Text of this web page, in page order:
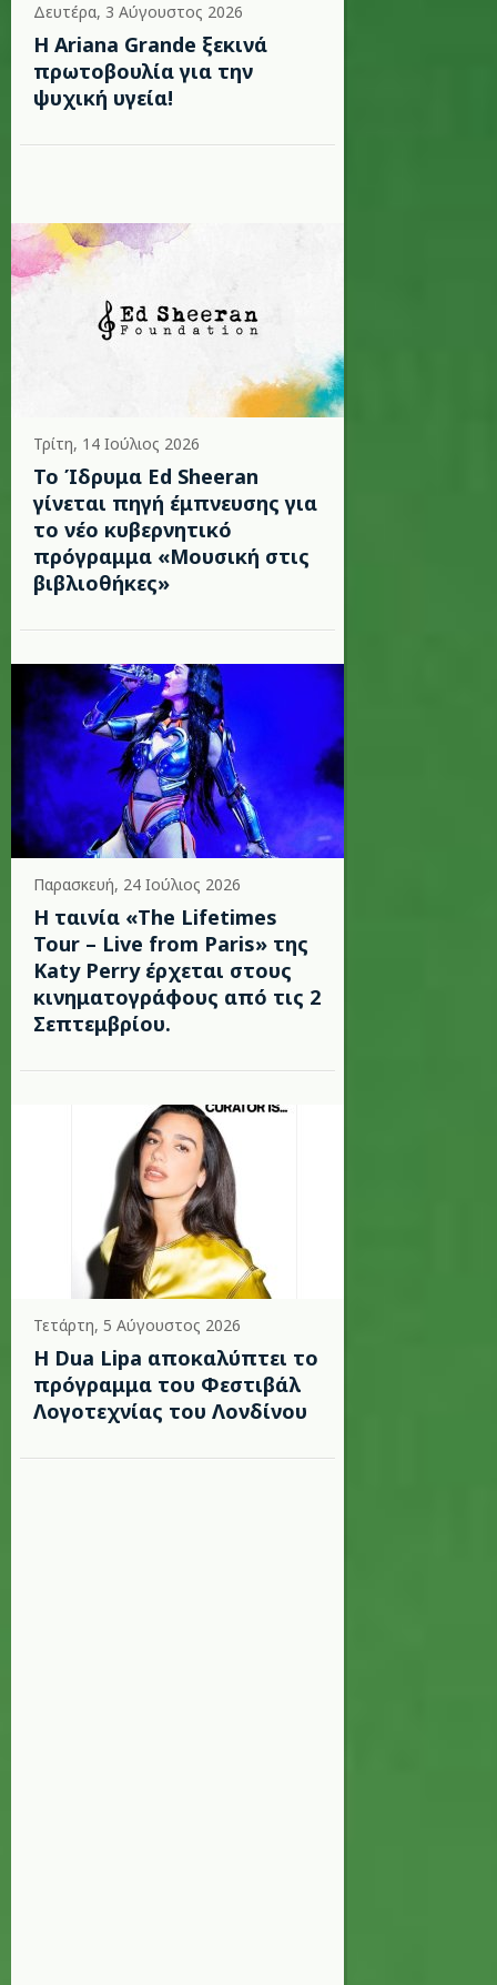
Δευτέρα, 3 Αύγουστος 2026
Η Ariana Grande ξεκινά
πρωτοβουλία για την
ψυχική υγεία!
Τρίτη, 14 Ιούλιος 2026
Το Ίδρυμα Ed Sheeran
γίνεται πηγή έμπνευσης για
το νέο κυβερνητικό
πρόγραμμα «Μουσική στις
βιβλιοθήκες»
Παρασκευή, 24 Ιούλιος 2026
Η ταινία «The Lifetimes
Tour – Live from Paris» της
Katy Perry έρχεται στους
κινηματογράφους από τις 2
Σεπτεμβρίου.
Τετάρτη, 5 Αύγουστος 2026
Η Dua Lipa αποκαλύπτει το
πρόγραμμα του Φεστιβάλ
Λογοτεχνίας του Λονδίνου